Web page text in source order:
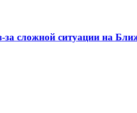
сложной ситуации на